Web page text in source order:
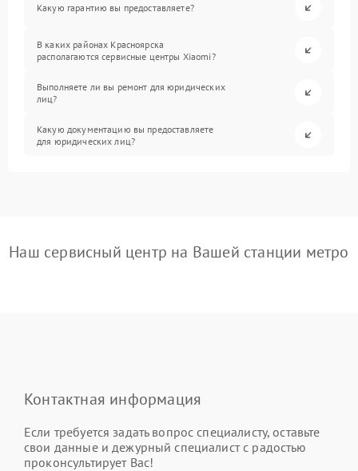
Какую гарантию вы предоставляете?
В каких районах Красноярска
располагаются сервисные центры Xiaomi?
Выполняете ли вы ремонт для юридических
лиц?
Какую документацию вы предоставляете
для юридических лиц?
Наш сервисный центр на Вашей станции метро
Контактная информация
Если требуется задать вопрос специалисту, оставьте
свои данные и дежурный специалист с радостью
проконсультирует Вас!